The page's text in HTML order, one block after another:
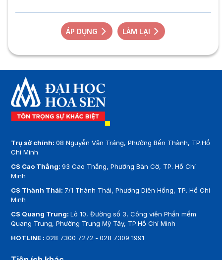
ÁP DỤNG LÀM LẠI
Trụ sở chính:08 Nguyễn Văn Tráng, Phường Bến Thành, TP.Hồ
Chí Minh
CS Cao Thắng:93 Cao Thắng, Phường Bàn Cờ, TP. Hồ Chí
Minh
CS Thành Thái: 7/1 Thành Thái, Phường Diên Hồng, TP. Hồ Chí
Minh
CS Quang Trung:Lô 10, Đường số 3, Công viên Phần mềm
Quang Trung, Phường Trung Mỹ Tây, TP.Hồ Chí Minh
HOTLINE :028 7300 7272 -028 7309 1991